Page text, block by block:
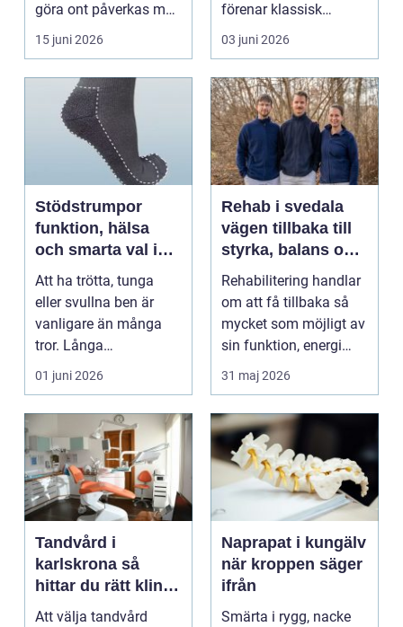
göra ont påverkas mer
15 juni 2026
förenar klassisk
massage med
energibas...
03 juni 2026
Stödstrumpor
funktion, hälsa
och smarta val i
vardagen
Att ha trötta, tunga
eller svullna ben är
vanligare än många
tror. Långa
arbetsdagar på hårda
golv, ...
01 juni 2026
Rehab i svedala
vägen tillbaka till
styrka, balans och
vardag
Rehabilitering handlar
om att få tillbaka så
mycket som möjligt av
sin funktion, energi
och trygghet...
31 maj 2026
Tandvård i
karlskrona så
hittar du rätt klinik
för långsiktig
Att välja tandvård
Naprapat i kungälv
när kroppen säger
ifrån
Smärta i rygg, nacke